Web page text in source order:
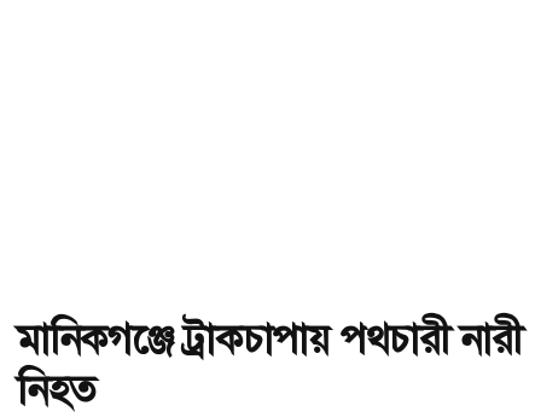
মানিকগঞ্জে ট্রাকচাপায় পথচারী নারী
নিহত